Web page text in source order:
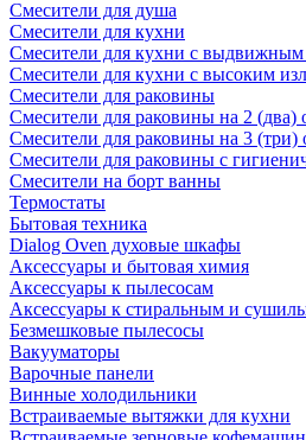
Смесители для душа
Смесители для кухни
Смесители для кухни с
Смесители для кухни с высоким
Смесители для раковины
Смесители для раковины на 2 (два)
Смесители для раковины на 3 (три)
Смесители для раковины с
Смесители на борт ванны
Термостаты
Бытовая техника
Dialog Oven духовые шкафы
Аксессуары и бытовая химия
Аксессуары к пылесосам
Аксессуары к стиральным и
Безмешковые пылесосы
Вакууматоры
Варочные панели
Винные холодильники
Встраиваемые вытяжки для кухни